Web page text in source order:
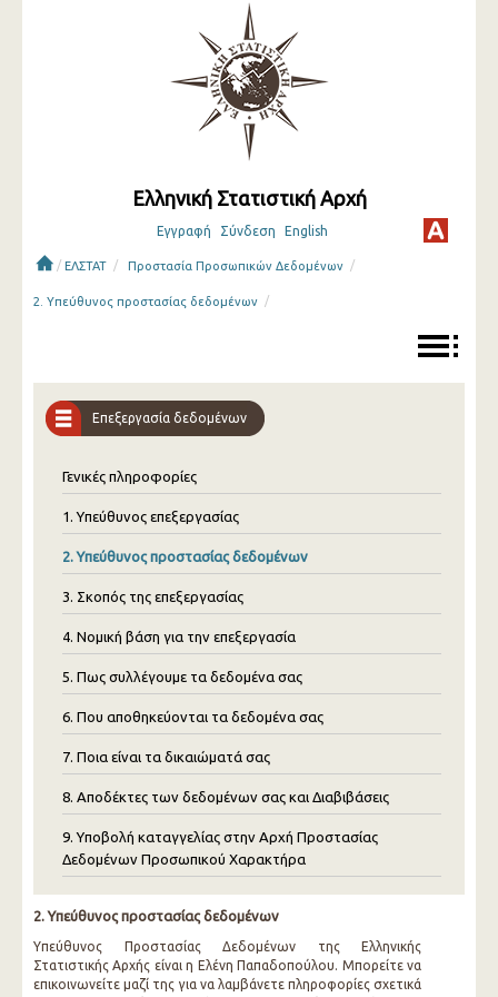
Ελληνική Στατιστική Αρχή
Εγγραφή Σύνδεση English
/ ΕΛΣΤΑΤ / Προστασία Προσωπικών Δεδομένων /
2. Υπεύθυνος προστασίας δεδομένων /
Επεξεργασία δεδομένων
Γενικές πληροφορίες
1. Υπεύθυνος επεξεργασίας
2. Υπεύθυνος προστασίας δεδομένων
3. Σκοπός της επεξεργασίας
4. Νομική βάση για την επεξεργασία
5. Πως συλλέγουμε τα δεδομένα σας
6. Που αποθηκεύονται τα δεδομένα σας
7. Ποια είναι τα δικαιώματά σας
8. Αποδέκτες των δεδομένων σας και Διαβιβάσεις
9. Υποβολή καταγγελίας στην Αρχή Προστασίας
Δεδομένων Προσωπικού Χαρακτήρα
2. Υπεύθυνος προστασίας δεδομένων
Υπεύθυνος Προστασίας Δεδομένων της Ελληνικής
Στατιστικής Αρχής είναι η Ελένη Παπαδοπούλου. Μπορείτε να
επικοινωνείτε μαζί της για να λαμβάνετε πληροφορίες σχετικά